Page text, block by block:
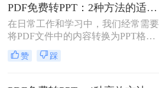
PDF免费转PPT：2种方法的适用场景和操作差异！
在日常工作和学习中，我们经常需要
将PDF文件中的内容转换为PPT格
式，以便于演示和分享。那么PDF如
何转化为PPT免费呢？以下是两种免
PPT的转换。
赞 踩